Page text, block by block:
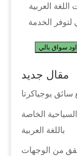
العربية
لتوفر الخدمة
سواق بالي
مقال جديد
سائق يوجياكرتا
الخاصة
باللغة العربية
من الوجهات